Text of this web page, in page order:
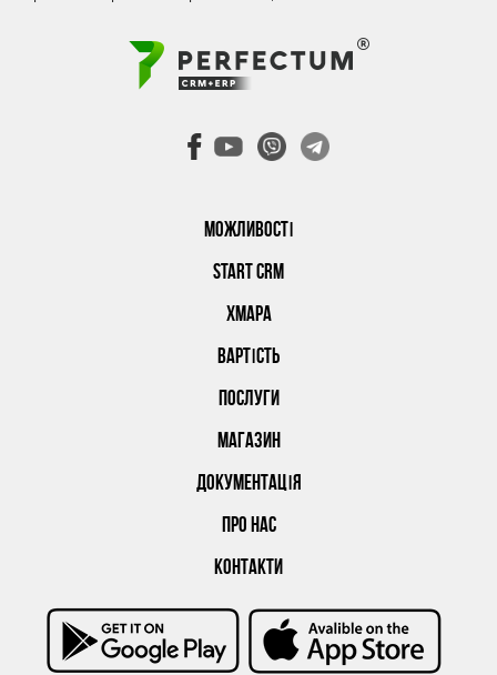
МОЖЛИВОСТІ
START CRM
ХМАРА
ВАРТІСТЬ
ПОСЛУГИ
МАГАЗИН
ДОКУМЕНТАЦІЯ
ПРО НАС
КОНТАКТИ